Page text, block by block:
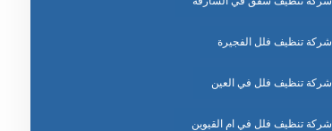
شركة تنظيف فلل الفجيرة
شركة تنظيف فلل في العين
شركة تنظيف فلل في ام القيوين